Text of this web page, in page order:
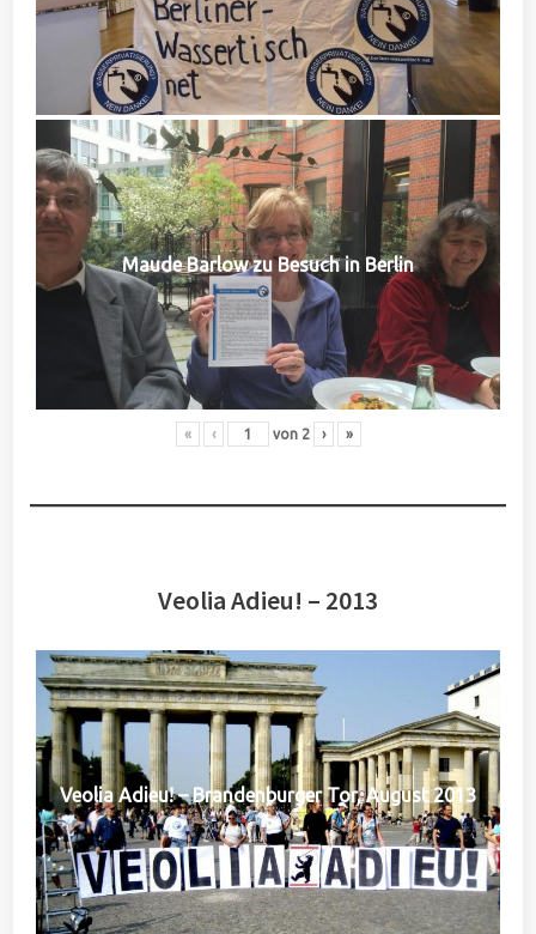
Maude Barlow zu Besuch in Berlin
« ‹ von 2 › »
Veolia Adieu! – 2013
Veolia Adieu! – Brandenburger Tor, August 2013